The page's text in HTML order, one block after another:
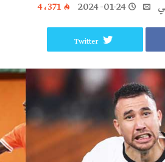
2024-01-24 4٬371
Twitter